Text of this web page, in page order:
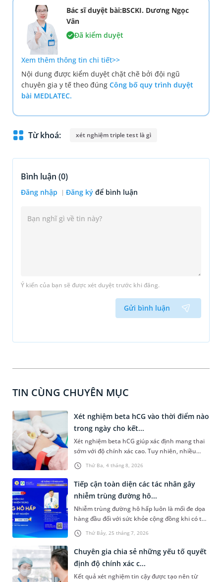
Bác sĩ duyệt bài:BSCKI. Dương Ngọc
Vân
Đã kiểm duyệt
Xem thêm thông tin chi tiết>>
Nội dung được kiểm duyệt chặt chẽ bởi đội ngũ
chuyên gia y tế theo đúng Công bố quy trình duyệt
bài MEDLATEC.
Từ khoá: xét nghiệm triple test là gì
Bình luận (0)
Đăng nhập Đăng ký để bình luận
Ý kiến của bạn sẽ được xét duyệt trước khi đăng.
Gửi bình luận
TIN CÙNG CHUYÊN MỤC
Thứ Ba, 4 tháng 8, 2026
Xét nghiệm beta hCG vào thời điểm nào
trong ngày cho kết...
Xét nghiệm beta hCG giúp xác định mang thai
sớm với độ chính xác cao. Tuy nhiên, nhiều
người vẫn băn khoăn xét nghiệm beta hCG vào
thời điểm nào trong ngày để yên tâm về độ
chính xác của kết quả nhận được. Bài viết dưới
đây sẽ cùng bạn tìm hiểu về thời điểm xét
nghiệm và những điều nên lưu ý để đảm bảo độ
kết quả có tính chính xác cao.
Thứ Bảy, 25 tháng 7, 2026
Tiếp cận toàn diện các tác nhân gây
nhiễm trùng đường hô...
Nhiễm trùng đường hô hấp luôn là mối đe dọa
hàng đầu đối với sức khỏe cộng đồng khi có thể
bùng phát bất kỳ lúc nào với vô số căn nguyên
phức tạp từ virus, vi khuẩn đến nấm và ký sinh
trùng. Việc chẩn đoán chậm trễ hoặc nhầm lẫn
tác nhân không chỉ khiến việc điều trị kéo dài,
tốn kém mà còn làm gia tăng nguy cơ kháng
kháng sinh nghiêm trọng. Để tháo gỡ bài toán
Chuyên gia chia sẻ những yếu tố quyết
định độ chính xác c...
Kết quả xét nghiệm tin cậy được tạo nên từ